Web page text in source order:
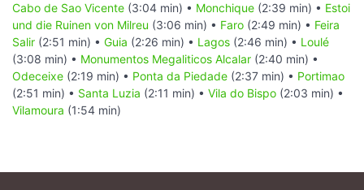
Cabo de Sao Vicente (3:04 min) • Monchique (2:39 min) • Estoi
und die Ruinen von Milreu (3:06 min) • Faro (2:49 min) • Feira
Salir (2:51 min) • Guia (2:26 min) • Lagos (2:46 min) • Loulé
(3:08 min) • Monumentos Megaliticos Alcalar (2:40 min) •
Odeceixe (2:19 min) • Ponta da Piedade (2:37 min) • Portimao
(2:51 min) • Santa Luzia (2:11 min) • Vila do Bispo (2:03 min) •
Vilamoura (1:54 min)